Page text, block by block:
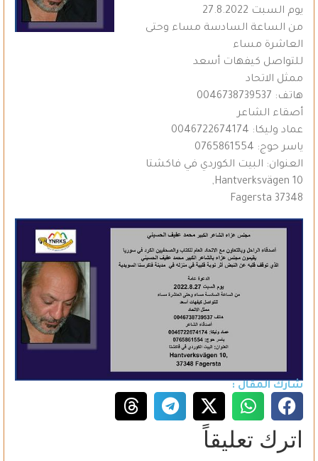
يوم السبت 27.8.2022
من الساعة السادسة مساء وحتى
العاشرة مساء
للتواصل كيفهات أسعد
ممثل الاتحاد
هاتف: 0046738739537
أصقاء الشاعر
عماد وليكا: 0046722674174
ياسر حوج: 0765861554
العنوان: البيت الكوردي في فاكشتا
Hantverksvägen 10,
37348 Fagersta
شارك المقال :
اترك تعليقاً